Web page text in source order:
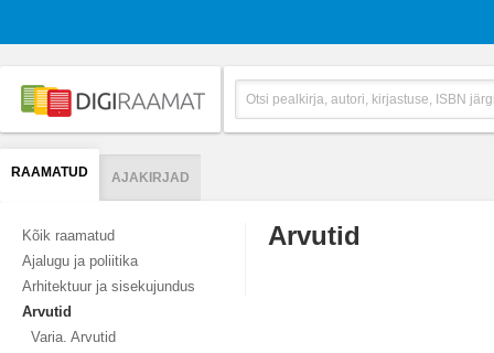
RAAMATUD AJAKIRJAD
Kõik raamatud
Ajalugu ja poliitika
Arhitektuur ja sisekujundus
Arvutid
Varia. Arvutid
Arvutid